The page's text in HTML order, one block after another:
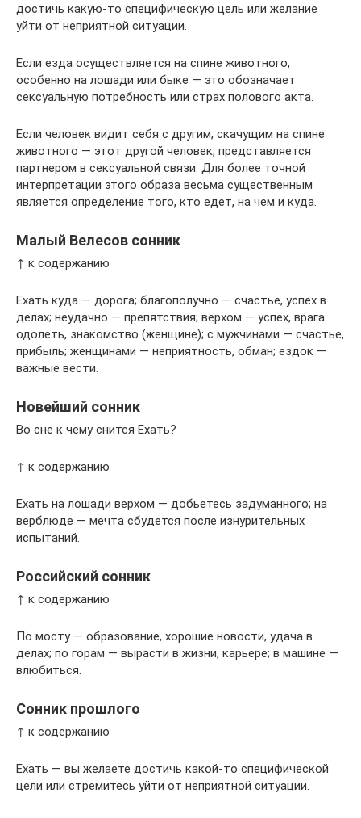
достичь какую-то специфическую цель или желание
уйти от неприятной ситуации.
Если езда осуществляется на спине животного,
особенно на лошади или быке — это обозначает
сексуальную потребность или страх полового акта.
Если человек видит себя с другим, скачущим на спине
животного — этот другой человек, представляется
партнером в сексуальной связи. Для более точной
интерпретации этого образа весьма существенным
является определение того, кто едет, на чем и куда.
Малый Велесов сонник
↑ к содержанию
Ехать куда — дорога; благополучно — счастье, успех в
делах; неудачно — препятствия; верхом — успех, врага
одолеть, знакомство (женщине); с мужчинами — счастье,
прибыль; женщинами — неприятность, обман; ездок —
важные вести.
Новейший сонник
Во сне к чему снится Ехать?
↑ к содержанию
Ехать на лошади верхом — добьетесь задуманного; на
верблюде — мечта сбудется после изнурительных
испытаний.
Российский сонник
↑ к содержанию
По мосту — образование, хорошие новости, удача в
делах; по горам — вырасти в жизни, карьере; в машине —
влюбиться.
Сонник прошлого
↑ к содержанию
Ехать — вы желаете достичь какой-то специфической
цели или стремитесь уйти от неприятной ситуации.